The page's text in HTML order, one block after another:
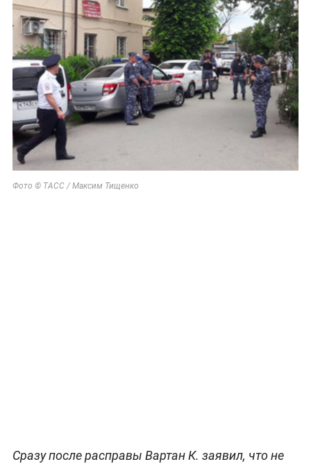
Фото © ТАСС / Максим Тищенко
Сразу после расправы Вартан К. заявил, что не